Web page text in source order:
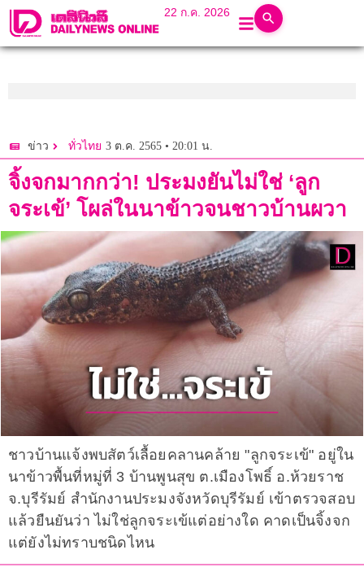
22 ก.ค. 2026
ข่าว ทั่วไทย 3 ต.ค. 2565 • 20:01 น.
จิ้งจกมากกว่า! ประมงยันไม่ใช่ ‘ลูก
จระเข้’ โผล่ในนาข้าวจนชาวบ้านผวา
ชาวบ้านแจ้งพบสัตว์เลื้อยคลานคล้าย "ลูกจระเข้" อยู่ใน
นาข้าวพื้นที่หมู่ที่ 3 บ้านพูนสุข ต.เมืองโพธิ์ อ.ห้วยราช
จ.บุรีรัมย์ สำนักงานประมงจังหวัดบุรีรัมย์ เข้าตรวจสอบ
แล้วยืนยันว่า ไม่ใช่ลูกจระเข้แต่อย่างใด คาดเป็นจิ้งจก
แต่ยังไม่ทราบชนิดไหน